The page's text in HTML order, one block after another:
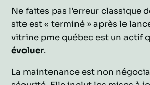
Ne faites pas l’erreur classique
site est « terminé » après le
vitrine pme québec est un actif
évoluer.
La maintenance est non